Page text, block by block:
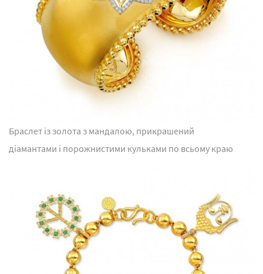
Браслет із золота з мандалою, прикрашений
діамантами і порожнистими кульками по всьому краю